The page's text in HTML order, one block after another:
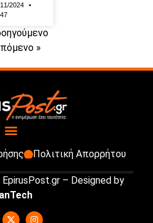
2024
»
Πολιτική Απορρήτου
– Designed by